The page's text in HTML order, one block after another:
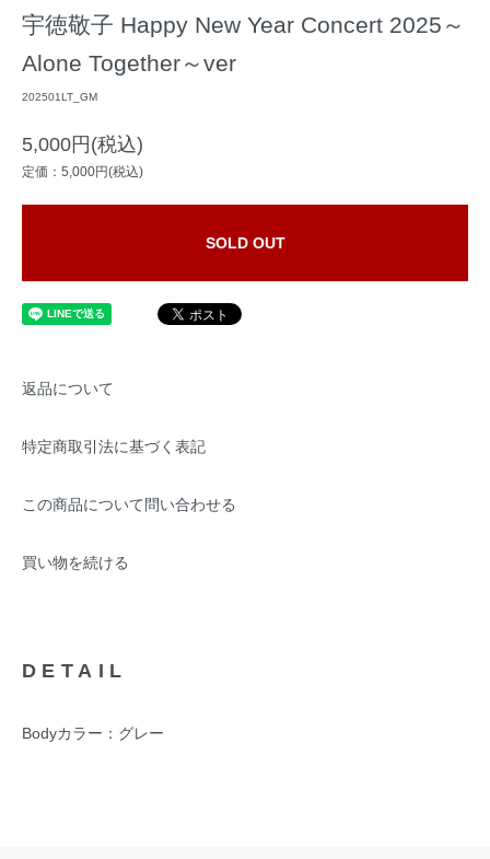
宇徳敬子 Happy New Year Concert 2025～
Alone Together～ver
202501LT_GM
5,000円(税込)
定価：5,000円(税込)
SOLD OUT
返品について
特定商取引法に基づく表記
この商品について問い合わせる
買い物を続ける
DETAIL
Bodyカラー：グレー